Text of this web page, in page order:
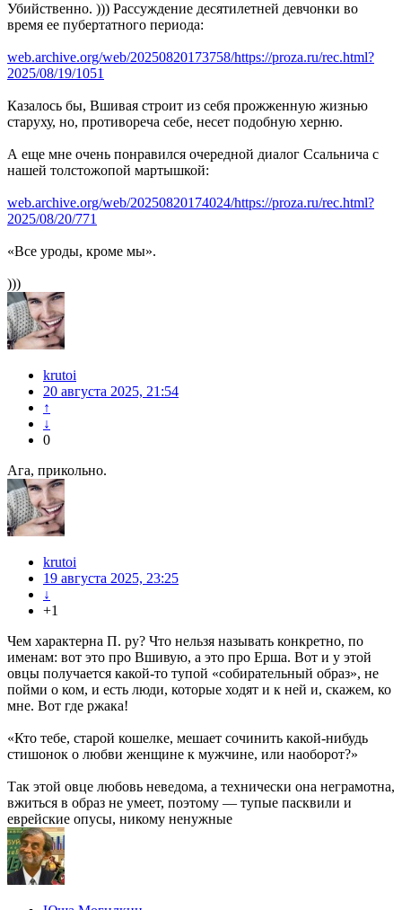
Убийственно. ))) Рассуждение десятилетней девчонки во
время ее пубертатного периода:
web.archive.org/web/20250820173758/https://proza.ru/rec.html?
2025/08/19/1051
Казалось бы, Вшивая строит из себя прожженную жизнью
старуху, но, противореча себе, несет подобную херню.
А еще мне очень понравился очередной диалог Ссальнича с
нашей толстожопой мартышкой:
web.archive.org/web/20250820174024/https://proza.ru/rec.html?
2025/08/20/771
«Все уроды, кроме мы».
)))
krutoi
20 августа 2025, 21:54
↑
↓
0
Ага, прикольно.
krutoi
19 августа 2025, 23:25
↓
+1
Чем характерна П. ру? Что нельзя называть конкретно, по
именам: вот это про Вшивую, а это про Ерша. Вот и у этой
овцы получается какой-то тупой «собирательный образ», не
пойми о ком, и есть люди, которые ходят и к ней и, скажем, ко
мне. Вот где ржака!
«Кто тебе, старой кошелке, мешает сочинить какой-нибудь
стишонок о любви женщине к мужчине, или наоборот?»
Так этой овце любовь неведома, а технически она неграмотна,
вжиться в образ не умеет, поэтому — тупые пасквили и
еврейские опусы, никому ненужные